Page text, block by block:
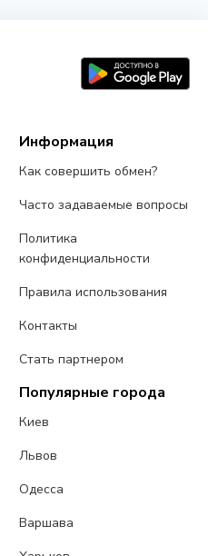
Информация
Как совершить обмен?
Часто задаваемые вопросы
Политика
конфиденциальности
Правила использования
Контакты
Стать партнером
Популярные города
Киев
Львов
Одесса
Варшава